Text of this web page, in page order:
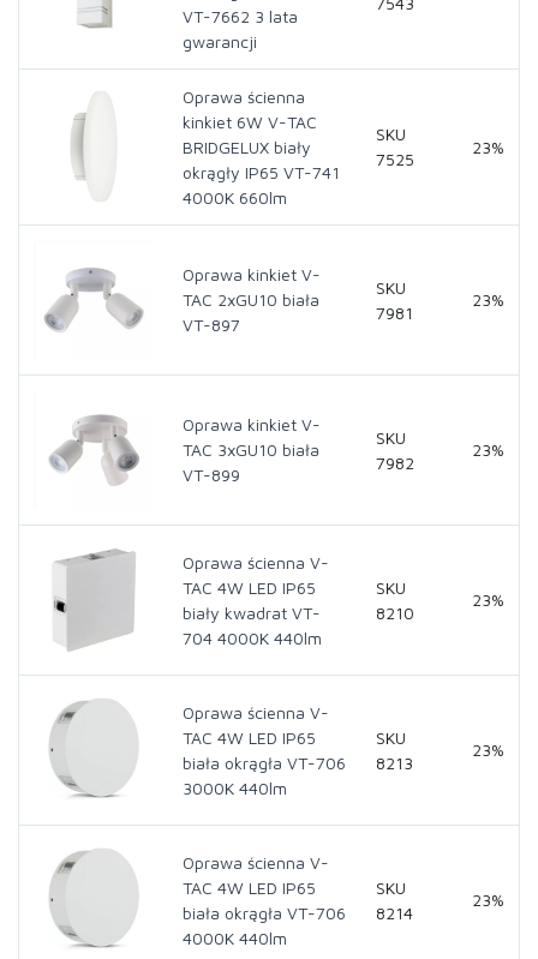
VT-7662 3 lata
gwarancji
Oprawa ścienna
kinkiet 6W V-TAC
BRIDGELUX biały
okrągły IP65 VT-741
4000K 660lm
SKU
7525
23%
Oprawa kinkiet V-
TAC 2xGU10 biała
VT-897
SKU
7981
23%
Oprawa kinkiet V-
TAC 3xGU10 biała
VT-899
SKU
7982
23%
Oprawa ścienna V-
TAC 4W LED IP65
biały kwadrat VT-
704 4000K 440lm
SKU
8210
23%
Oprawa ścienna V-
TAC 4W LED IP65
biała okrągła VT-706
3000K 440lm
SKU
8213
23%
Oprawa ścienna V-
TAC 4W LED IP65
biała okrągła VT-706
4000K 440lm
SKU
8214
23%